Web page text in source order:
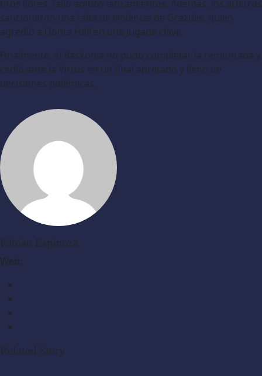
tiros libres, falló ambos lanzamientos. Además, los árbitros
sancionaron una falta de violencia de Grazulis, quien
agredió a Donta Hall en una jugada clave.
Finalmente, el Baskonia no pudo completar la remontada y
cedió ante la Virtus en un final apretado y lleno de
decisiones polémicas.
Fabian Espinoza
Web:
Related Story